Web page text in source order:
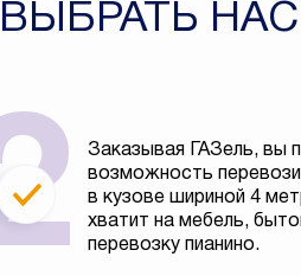
НАС
Заказывая ГАЗель, вы
возможность
в кузове шириной 4
хватит на мебель,
перевозку пианино.